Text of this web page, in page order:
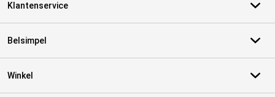
Klantenservice
Belsimpel
Winkel